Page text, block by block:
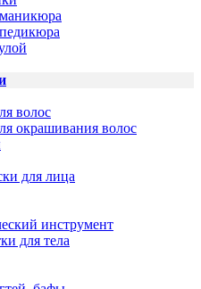
волос
окрашивания волос
для лица
инструмент
для тела